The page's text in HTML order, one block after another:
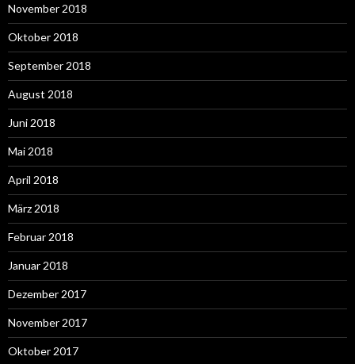
November 2018
Oktober 2018
September 2018
August 2018
Juni 2018
Mai 2018
April 2018
März 2018
Februar 2018
Januar 2018
Dezember 2017
November 2017
Oktober 2017